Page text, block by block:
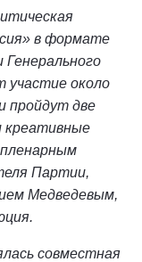
в формате
участие около
пройдут две
креативные
Партии,
Медведевым,
совместная